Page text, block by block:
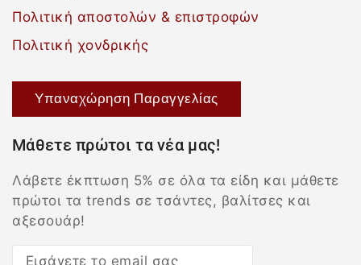
Πολιτική αποστολών & επιστροφών
Πολιτική χονδρικής
Υπαναχώρηση Παραγγελίας
Μάθετε πρώτοι τα νέα μας!
Λάβετε έκπτωση 5% σε όλα τα είδη και μάθετε
πρώτοι τα trends σε τσάντες, βαλίτσες και
αξεσουάρ!